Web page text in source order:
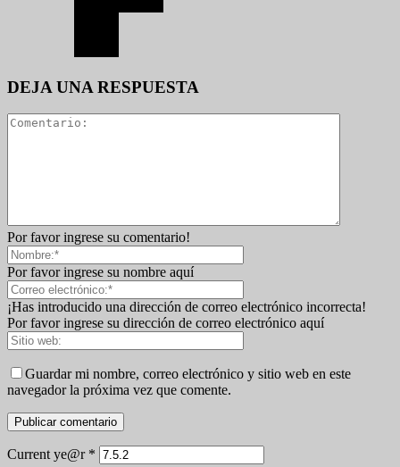
DEJA UNA RESPUESTA
Por favor ingrese su comentario!
Por favor ingrese su nombre aquí
¡Has introducido una dirección de correo electrónico incorrecta!
Por favor ingrese su dirección de correo electrónico aquí
Guardar mi nombre, correo electrónico y sitio web en este
navegador la próxima vez que comente.
Current ye@r *